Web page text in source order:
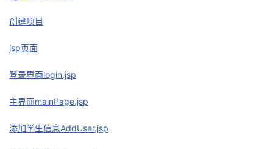
博
客
的
论
坛
我
的
圈
子
我
的
直
播
我
的
活
我
的
堂
我
的
课
我
的
我
我
的
技
术
支
我
的
云
声
创建项目
jsp页面
登录界面login.jsp
主界面mainPage.jsp
添加学生信息AddUser.jsp